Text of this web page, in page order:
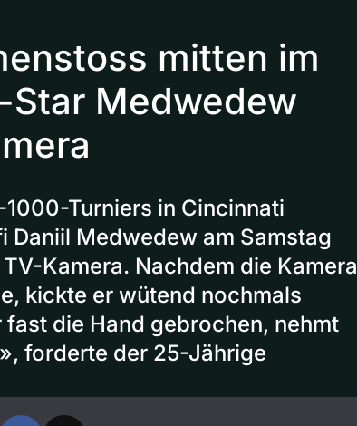
mitten im
Star Medwedew
Turniers in Cincinnati
Daniil Medwedew am Samstag
Kamera. Nachdem die Kamera
kickte er wütend nochmals
die Hand gebrochen, nehmt
forderte der 25-Jährige